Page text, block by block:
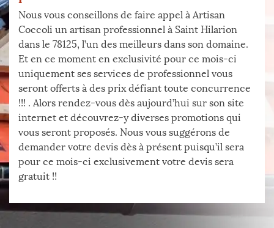
Nous vous conseillons de faire appel à Artisan
Coccoli un artisan professionnel à Saint Hilarion
dans le 78125, l’un des meilleurs dans son domaine.
Et en ce moment en exclusivité pour ce mois-ci
uniquement ses services de professionnel vous
seront offerts à des prix défiant toute concurrence
!!! . Alors rendez-vous dès aujourd’hui sur son site
internet et découvrez-y diverses promotions qui
vous seront proposés. Nous vous suggérons de
demander votre devis dès à présent puisqu’il sera
pour ce mois-ci exclusivement votre devis sera
gratuit !!